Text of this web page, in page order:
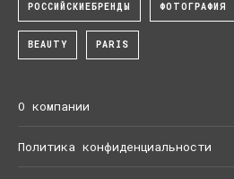
РОССИЙСКИЕБРЕНДЫ ФОТОГРАФИЯ
BEAUTY PARIS
О компании
Политика конфиденциальности